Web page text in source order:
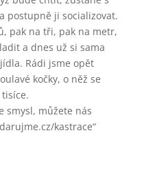
postupně ji socializovat.
pak na tři, pak na metr,
a dnes už si sama
Rádi jsme opět
kočky, o něž se
smysl, můžete nás
kastrace“